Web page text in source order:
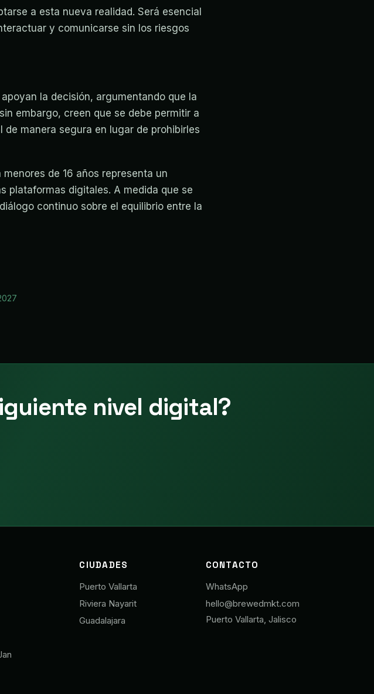
a esta nueva realidad. Será esencial
y comunicarse sin los riesgos
la decisión, argumentando que la
embargo, creen que se debe permitir a
manera segura en lugar de prohibirles
de 16 años representa un
plataformas digitales. A medida que se
continuo sobre el equilibrio entre la
nivel digital?
CIUDADES
Puerto Vallarta
Riviera Nayarit
Guadalajara
CONTACTO
WhatsApp
hello@brewedmkt.com
Puerto Vallarta, Jalisco